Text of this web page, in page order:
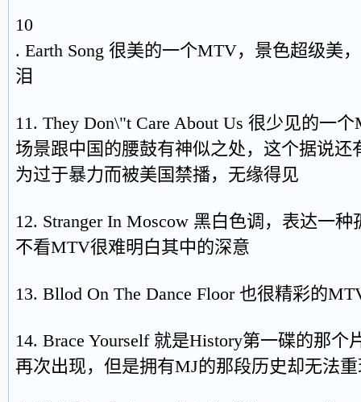
10
. Earth Song 很美的一个MTV，景色超级美
泪
11. They Don\"t Care About Us 很少见的一
场景跟中国的腰鼓有神似之处，这个据说还
为过于暴力而被美国禁播，无缘得见
12. Stranger In Moscow 黑白色调，表达一
不看MTV很难明白其中的深意
13. Bllod On The Dance Floor 也很精彩的
14. Brace Yourself 就是History第一碟的那
再次出现，但是拥有MJ的那段历史却无法